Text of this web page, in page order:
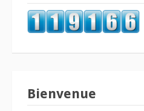
Bienvenue